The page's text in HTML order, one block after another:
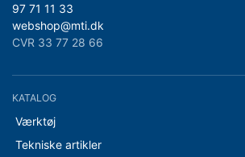
97 71 11 33
webshop@mti.dk
CVR 33 77 28 66
KATALOG
Værktøj
Tekniske artikler